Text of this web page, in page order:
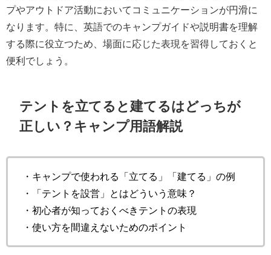
プやアウトドア活動においてコミュニケーションが円滑に
なります。特に、英語でのキャンプガイドや説明書を理解
する際に役立つため、場面に応じた表現を習得しておくと
便利でしょう。
テントを立てると建てるはどっちが
正しい？キャンプ用語解説
・キャンプで使われる「立てる」「建てる」の例
・「テントを設営」とはどういう意味？
・初心者が知っておくべきテントの表現
・使い方を間違えないためのポイント